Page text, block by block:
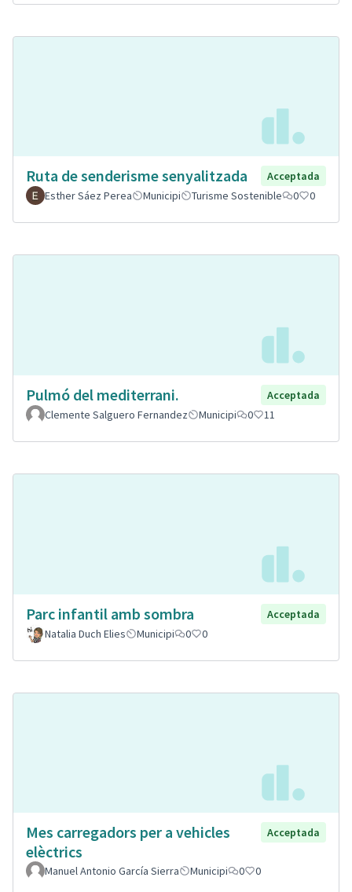
Ruta de senderisme senyalitzada
Acceptada
Esther Sáez Perea
Municipi Turisme Sostenible 0 0
Pulmó del mediterrani.
Acceptada
Clemente Salguero Fernandez
Municipi 0 11
Parc infantil amb sombra
Acceptada
Natalia Duch Elies
Municipi 0 0
Mes carregadors per a vehicles
elèctrics
Acceptada
Manuel Antonio García Sierra Municipi 0 0